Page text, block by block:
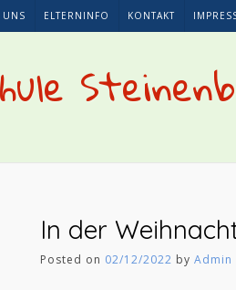
UNS ELTERNINFO KONTAKT
In der
Posted on 02/12/2022 by Admin